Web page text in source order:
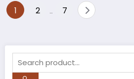
Paginação
1 2 … 7